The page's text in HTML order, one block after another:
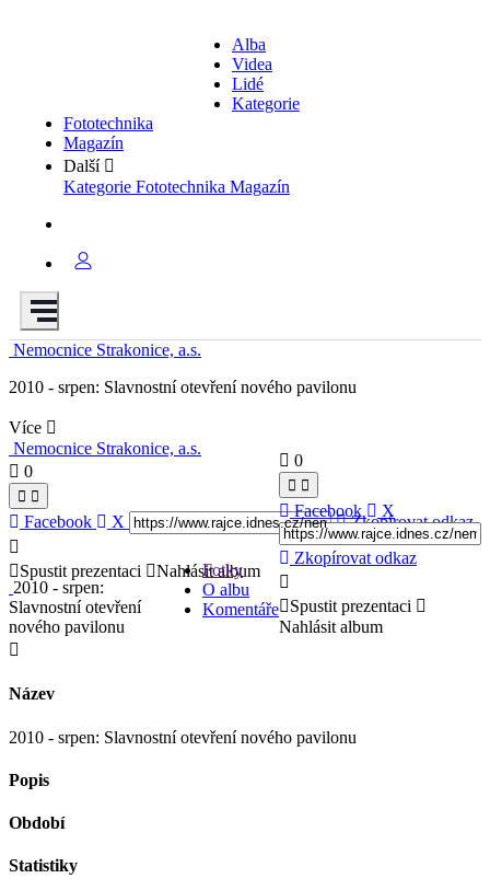
Alba
Videa
Lidé
Kategorie
Fototechnika
Magazín
Další
Kategorie Fototechnika Magazín
Nemocnice Strakonice, a.s.
2010 - srpen: Slavnostní otevření nového pavilonu
Více
Nemocnice Strakonice, a.s.
0
Facebook X Zkopírovat odkaz
Spustit prezentaci
Nahlásit album
2010 - srpen:
Slavnostní otevření
nového pavilonu
Fotky
O albu
Komentáře
0
Facebook X
Zkopírovat odkaz
Spustit prezentaci
Nahlásit album
Název
2010 - srpen: Slavnostní otevření nového pavilonu
Popis
Období
Statistiky